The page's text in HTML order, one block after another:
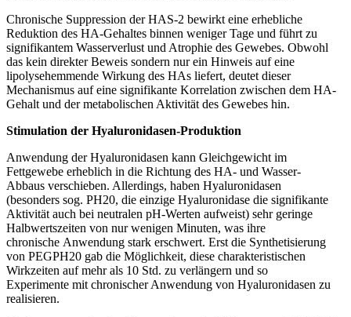
Chronische Suppression der HAS-2 bewirkt eine erhebliche
Reduktion des HA-Gehaltes binnen weniger Tage und führt zu
signifikantem Wasserverlust und Atrophie des Gewebes. Obwohl
das kein direkter Beweis sondern nur ein Hinweis auf eine
lipolysehemmende Wirkung des HAs liefert, deutet dieser
Mechanismus auf eine signifikante Korrelation zwischen dem HA-
Gehalt und der metabolischen Aktivität des Gewebes hin.
Stimulation der Hyaluronidasen-Produktion
Anwendung der Hyaluronidasen kann Gleichgewicht im
Fettgewebe erheblich in die Richtung des HA- und Wasser-
Abbaus verschieben. Allerdings, haben Hyaluronidasen
(besonders sog. PH20, die einzige Hyaluronidase die signifikante
Aktivität auch bei neutralen pH-Werten aufweist) sehr geringe
Halbwertszeiten von nur wenigen Minuten, was ihre
chronische Anwendung stark erschwert. Erst die Synthetisierung
von PEGPH20 gab die Möglichkeit, diese charakteristischen
Wirkzeiten auf mehr als 10 Std. zu verlängern und so
Experimente mit chronischer Anwendung von Hyaluronidasen zu
realisieren.